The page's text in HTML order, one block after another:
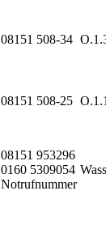
08151 508-34
08151 508-25 O.1.1
08151 953296
0160 5309054
Notrufnummer